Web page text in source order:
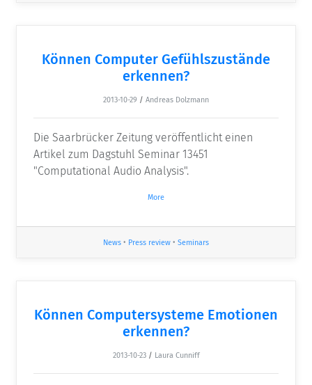
Können Computer Gefühlszustände
erkennen?
2013-10-29 / Andreas Dolzmann
Die Saarbrücker Zeitung veröffentlicht einen
Artikel zum Dagstuhl Seminar 13451
"Computational Audio Analysis".
More
News • Press review • Seminars
Können Computersysteme Emotionen
erkennen?
2013-10-23 / Laura Cunniff